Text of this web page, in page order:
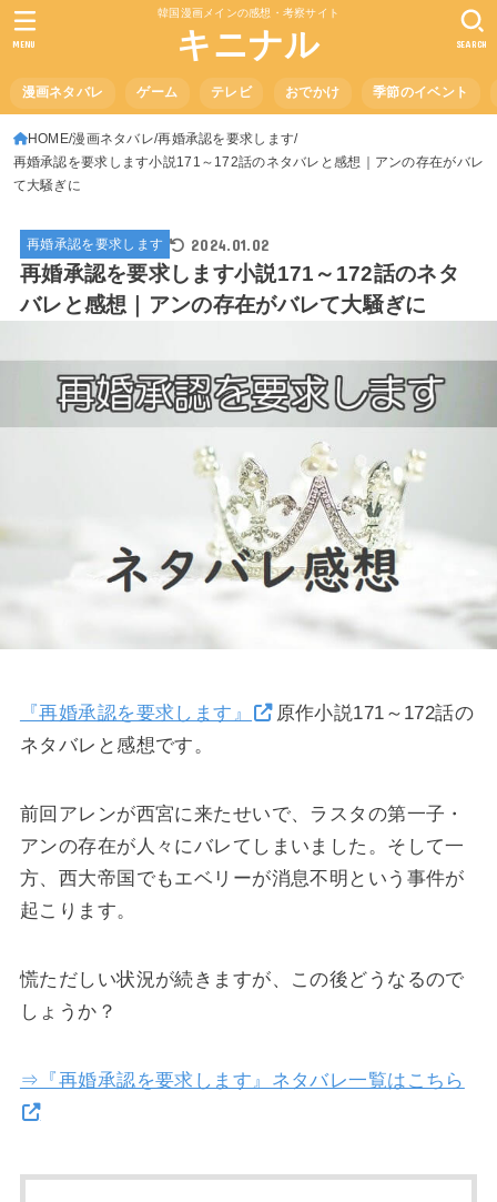
韓国漫画メインの感想・考察サイト
キニナル
漫画ネタバレ ゲーム テレビ おでかけ 季節のイベント
SEARCH
MENU
HOME 漫画ネタバレ 再婚承認を要求します
再婚承認を要求します小説171～172話のネタバレと感想｜アンの存在がバレ
て大騒ぎに
再婚承認を要求します 2024.01.02
再婚承認を要求します小説171～172話のネタ
バレと感想｜アンの存在がバレて大騒ぎに
『再婚承認を要求します』
原作小説171～172話の
ネタバレと感想です。
前回アレンが西宮に来たせいで、ラスタの第一子・
アンの存在が人々にバレてしまいました。そして一
方、西大帝国でもエベリーが消息不明という事件が
起こります。
慌ただしい状況が続きますが、この後どうなるので
しょうか？
⇒『再婚承認を要求します』ネタバレ一覧はこちら